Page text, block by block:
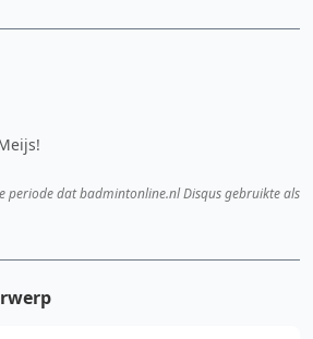
periode dat badmintonline.nl Disqus gebruikte als